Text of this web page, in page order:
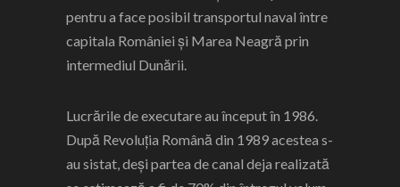
pentru a face posibil transportul naval între
capitala României și Marea Neagră prin
intermediul Dunării.
Lucrările de executare au început în 1986.
După Revoluția Română din 1989 acestea s-
au sistat, deși partea de canal deja realizată